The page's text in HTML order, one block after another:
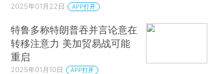
2025年01月22日 APP打开
特鲁多称特朗普吞并言论意在
转移注意力 美加贸易战可能
重启
2025年01月10日 APP打开